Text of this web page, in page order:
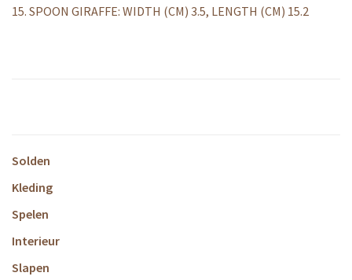
15. SPOON GIRAFFE: WIDTH (CM) 3.5, LENGTH (CM) 15.2
Solden
Kleding
Spelen
Interieur
Slapen